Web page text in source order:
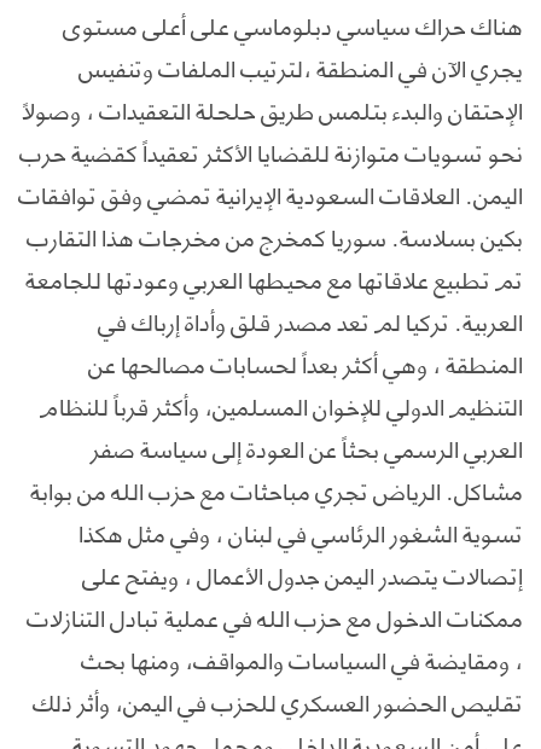
هناك حراك سياسي دبلوماسي على أعلى مستوى
يجري الآن في المنطقة ،لترتيب الملفات وتنفيس
الإحتقان والبدء بتلمس طريق حلحلة التعقيدات ، وصولاً
نحو تسويات متوازنة للقضايا الأكثر تعقيداً كقضية حرب
اليمن. العلاقات السعودية الإيرانية تمضي وفق توافقات
بكين بسلاسة. سوريا كمخرج من مخرجات هذا التقارب
تم تطبيع علاقاتها مع محيطها العربي وعودتها للجامعة
العربية. تركيا لم تعد مصدر قلق وأداة إرباك في
المنطقة ، وهي أكثر بعداً لحسابات مصالحها عن
التنظيم الدولي للإخوان المسلمين، وأكثر قرباً للنظام
العربي الرسمي بحثاً عن العودة إلى سياسة صفر
مشاكل. الرياض تجري مباحثات مع حزب الله من بوابة
تسوية الشغور الرئاسي في لبنان ، وفي مثل هكذا
إتصالات يتصدر اليمن جدول الأعمال ، ويفتح على
ممكنات الدخول مع حزب الله في عملية تبادل التنازلات
، ومقايضة في السياسات والمواقف، ومنها بحث
تقليص الحضور العسكري للحزب في اليمن، وأثر ذلك